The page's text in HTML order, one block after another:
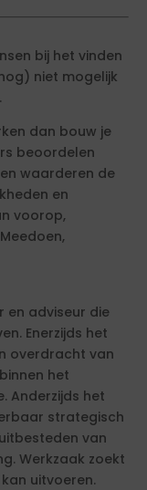
bij het vinden
niet mogelijk
dan bouw je
beoordelen
waarderen de
en
voorop,
en adviseur die
Enerzijds het
overdracht van
het
Anderzijds het
strategisch
van
Werkzaak zoekt
uitvoeren.